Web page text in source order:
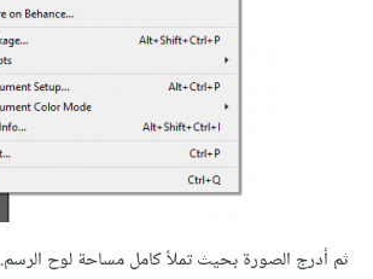
ثم أدرج الصورة بحيث تملأ كامل مساحة لوح الرسم.